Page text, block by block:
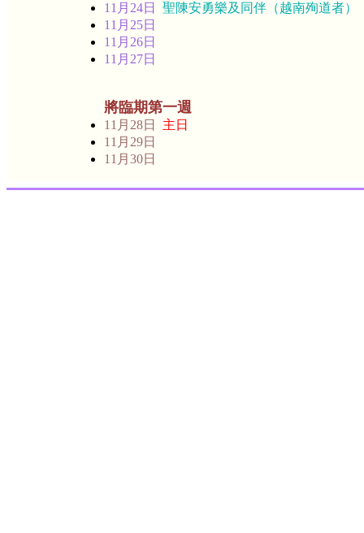
11月24日 聖陳安勇樂及同伴（越南殉道者）
11月25日
11月26日
11月27日
將臨期第一週
11月28日
主日
11月29日
11月30日